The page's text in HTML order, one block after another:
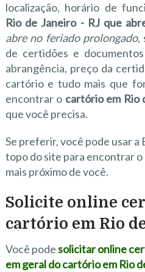
localização, horário de
Rio de Janeiro - RJ que
abre no feriado prolongado,
de certidões e
abrangência, preço da
cartório e tudo mais que
encontrar o cartório em Rio
que você precisa.
Se preferir, você pode usar a
topo do site para encontrar
mais próximo de você.
Solicite online
cartório em Rio
Você podesolicitar online
em geral do cartório em Rio